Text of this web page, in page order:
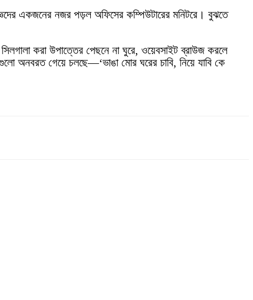
একজনের নজর পড়ল অফিসের কম্পিউটারের মনিটরে। বুঝতে
করা উপাত্তের পেছনে না ঘুরে, ওয়েবসাইট ব্রাউজ করলে
অনবরত গেয়ে চলছে—‘ভাঙা মোর ঘরের চাবি, নিয়ে যাবি কে